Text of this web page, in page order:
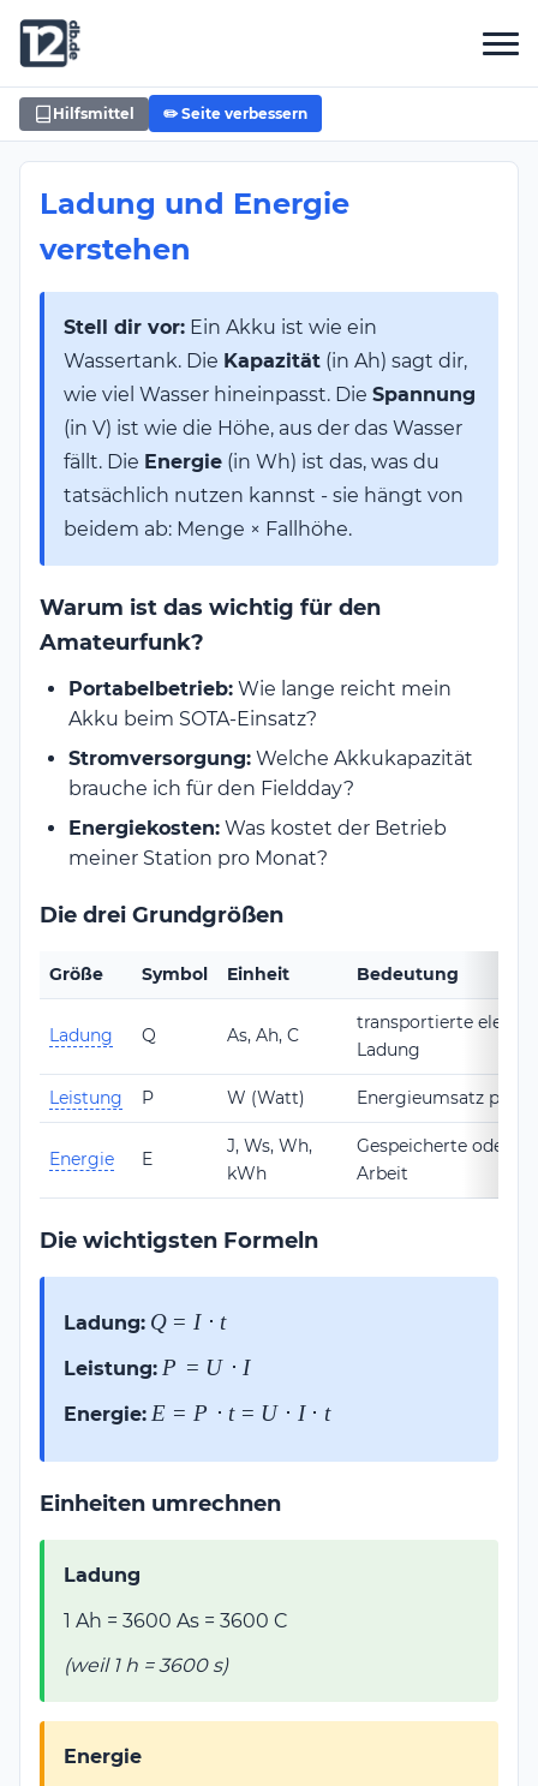
Hilfsmittel ✏️ Seite verbessern
Ladung und Energie
verstehen
Stell dir vor: Ein Akku ist wie ein
Wassertank. Die Kapazität (in Ah) sagt dir,
wie viel Wasser hineinpasst. Die Spannung
(in V) ist wie die Höhe, aus der das Wasser
fällt. Die Energie (in Wh) ist das, was du
tatsächlich nutzen kannst - sie hängt von
beidem ab: Menge × Fallhöhe.
Warum ist das wichtig für den
Amateurfunk?
Portabelbetrieb: Wie lange reicht mein
Akku beim SOTA-Einsatz?
Stromversorgung: Welche Akkukapazität
brauche ich für den Fieldday?
Energiekosten: Was kostet der Betrieb
meiner Station pro Monat?
Die drei Grundgrößen
Größe Symbol Einheit Bedeutung
Ladung Q As, Ah, C
transportierte
Ladung
Leistung P W (Watt) Energieumsatz pro
Energie E
J, Ws, Wh,
kWh
Gespeicherte oder
Arbeit
Die wichtigsten Formeln
Ladung: Q =
\cdot
t
Q = I ⋅ t
Leistung: P =
\cdot
P = U ⋅ I
Energie: E =
\cdot
t =
t
E = P ⋅ t = U ⋅ I ⋅ t
Einheiten umrechnen
Ladung
1 Ah = 3600 As = 3600 C
(weil 1 h = 3600 s)
Energie